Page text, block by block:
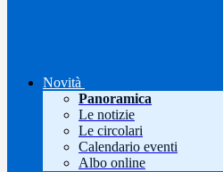
Novità
Panoramica
Le notizie
Le circolari
Calendario eventi
Albo online